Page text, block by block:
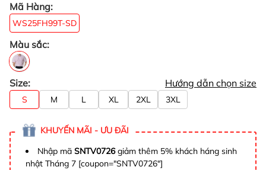
Mã Hàng:
WS25FH99T-SD
Màu sắc:
Size: Hướng dẫn chọn size
S M L XL 2XL 3XL
KHUYẾN MÃI - ƯU ĐÃI
Nhập mã SNTV0726giảm thêm 5% khách háng sinh
nhật Tháng 7 [coupon="SNTV0726"]